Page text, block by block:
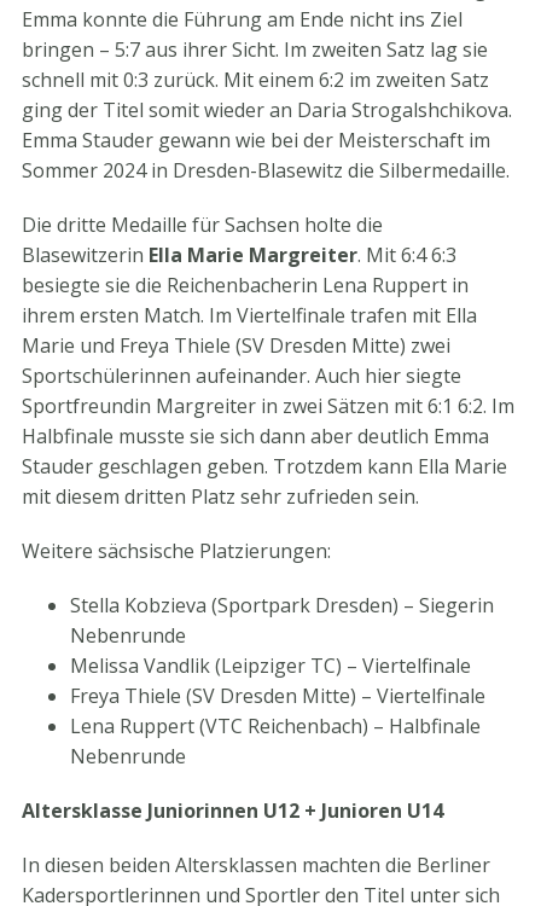
Emma konnte die Führung am Ende nicht ins Ziel
bringen – 5:7 aus ihrer Sicht. Im zweiten Satz lag sie
schnell mit 0:3 zurück. Mit einem 6:2 im zweiten Satz
ging der Titel somit wieder an Daria Strogalshchikova.
Emma Stauder gewann wie bei der Meisterschaft im
Sommer 2024 in Dresden-Blasewitz die Silbermedaille.
Die dritte Medaille für Sachsen holte die
Blasewitzerin Ella Marie Margreiter. Mit 6:4 6:3
besiegte sie die Reichenbacherin Lena Ruppert in
ihrem ersten Match. Im Viertelfinale trafen mit Ella
Marie und Freya Thiele (SV Dresden Mitte) zwei
Sportschülerinnen aufeinander. Auch hier siegte
Sportfreundin Margreiter in zwei Sätzen mit 6:1 6:2. Im
Halbfinale musste sie sich dann aber deutlich Emma
Stauder geschlagen geben. Trotzdem kann Ella Marie
mit diesem dritten Platz sehr zufrieden sein.
Weitere sächsische Platzierungen:
Stella Kobzieva (Sportpark Dresden) – Siegerin
Nebenrunde
Melissa Vandlik (Leipziger TC) – Viertelfinale
Freya Thiele (SV Dresden Mitte) – Viertelfinale
Lena Ruppert (VTC Reichenbach) – Halbfinale
Nebenrunde
Altersklasse Juniorinnen U12 + Junioren U14
In diesen beiden Altersklassen machten die Berliner
Kadersportlerinnen und Sportler den Titel unter sich